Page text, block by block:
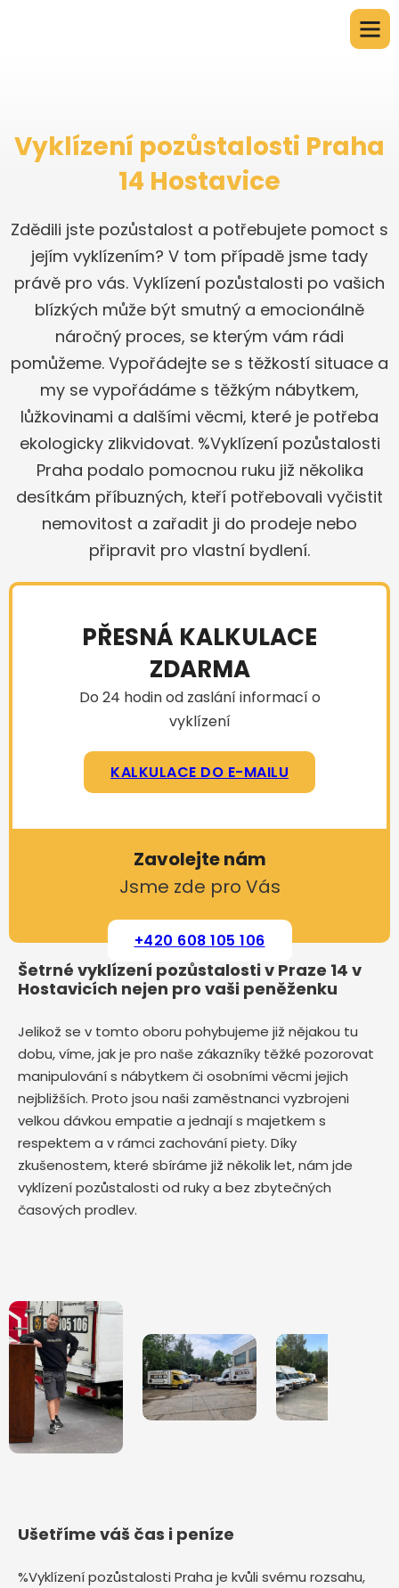
Vyklízení pozůstalosti Praha
14 Hostavice
Zdědili jste pozůstalost a potřebujete pomoct s
jejím vyklízením? V tom případě jsme tady
právě pro vás. Vyklízení pozůstalosti po vašich
blízkých může být smutný a emocionálně
náročný proces, se kterým vám rádi
pomůžeme. Vypořádejte se s těžkostí situace a
my se vypořádáme s těžkým nábytkem,
lůžkovinami a dalšími věcmi, které je potřeba
ekologicky zlikvidovat. %Vyklízení pozůstalosti
Praha podalo pomocnou ruku již několika
desítkám příbuzných, kteří potřebovali vyčistit
nemovitost a zařadit ji do prodeje nebo
připravit pro vlastní bydlení.
PŘESNÁ KALKULACE
ZDARMA
Do 24 hodin od zaslání informací o
vyklízení
KALKULACE DO E-MAILU
Zavolejte nám
Jsme zde pro Vás
+420 608 105 106
Šetrné vyklízení pozůstalosti v Praze 14 v
Hostavicích nejen pro vaši peněženku
Jelikož se v tomto oboru pohybujeme již nějakou tu
dobu, víme, jak je pro naše zákazníky těžké pozorovat
manipulování s nábytkem či osobními věcmi jejich
nejbližších. Proto jsou naši zaměstnanci vyzbrojeni
velkou dávkou empatie a jednají s majetkem s
respektem a v rámci zachování piety. Díky
zkušenostem, které sbíráme již několik let, nám jde
vyklízení pozůstalosti od ruky a bez zbytečných
časových prodlev.
Ušetříme váš čas i peníze
%Vyklízení pozůstalosti Praha je kvůli svému rozsahu,